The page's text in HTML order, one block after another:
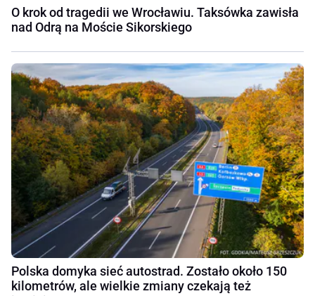
O krok od tragedii we Wrocławiu. Taksówka zawisła
nad Odrą na Moście Sikorskiego
Polska domyka sieć autostrad. Zostało około 150
kilometrów, ale wielkie zmiany czekają też